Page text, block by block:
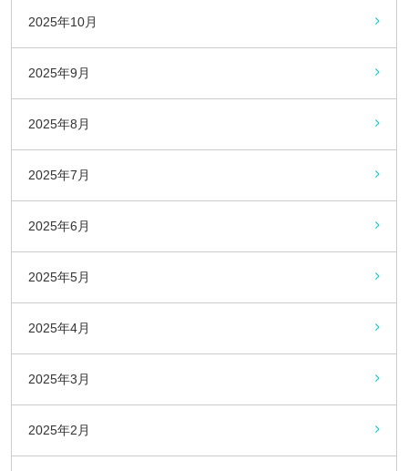
2025年10月
2025年9月
2025年8月
2025年7月
2025年6月
2025年5月
2025年4月
2025年3月
2025年2月